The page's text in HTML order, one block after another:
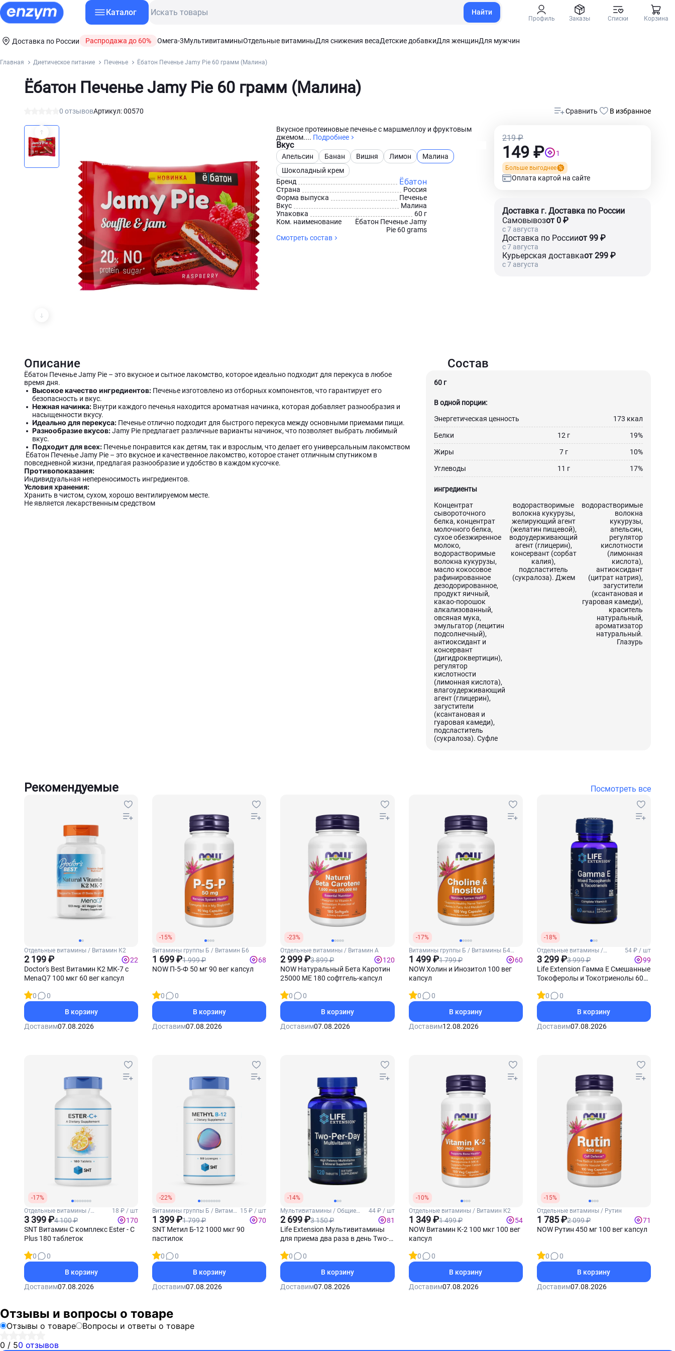
Каталог Найти
Профиль Заказы Списки Корзина
Доставка по России Распродажа до 60% Омега-3МультивитаминыОтдельные витаминыДля снижения весаДетские добавкиДля женщинДля мужчин
Главная Диетическое питание Печенье Ёбатон Печенье Jamy Pie 60 грамм (Малина)
Ёбатон Печенье Jamy Pie 60 грамм (Малина)
0 отзывовАртикул: 00570 Сравнить В избранное
Вкусное протеиновые печенье с маршмеллоу и фруктовым
джемом.... Подробнее
Вкус
Апельсин Банан Вишня Лимон
Малина
Шоколадный крем
Бренд
Ёбатон
Страна
Россия
Форма выпуска
Печенье
Вкус
Малина
Упаковка
60 г
Ком. наименование
Ёбатон Печенье Jamy
Pie 60 grams
Смотреть состав
219 ₽
149 ₽ 1
Больше выгоднее
Оплата картой на сайте
Доставка г. Доставка по России
Самовывозот 0 ₽
c 7 августа
Доставка по Россииот 99 ₽
c 7 августа
Курьерская доставкаот 299 ₽
c 7 августа
Описание Состав
Ёбатон Печенье Jamy Pie – это вкусное и сытное лакомство, которое идеально подходит для перекуса в любое
время дня.
Высокое качество ингредиентов: Печенье изготовлено из отборных компонентов, что гарантирует его
безопасность и вкус.
Нежная начинка: Внутри каждого печенья находится ароматная начинка, которая добавляет разнообразия и
насыщенности вкусу.
Идеально для перекуса: Печенье отлично подходит для быстрого перекуса между основными приемами пищи.
Разнообразие вкусов:Jamy Pie предлагает различные варианты начинок, что позволяет выбрать любимый
вкус.
Подходит для всех: Печенье понравится как детям, так и взрослым, что делает его универсальным лакомством
Ёбатон Печенье Jamy Pie – это вкусное и качественное лакомство, которое станет отличным спутником в
повседневной жизни, предлагая разнообразие и удобство в каждом кусочке.
Противопоказания:
Индивидуальная непереносимость ингредиентов.
Условия хранения:
Хранить в чистом, сухом, хорошо вентилируемом месте.
Не является лекарственным средством
60 г
В одной порции:
Энергетическая ценность
173 ккал
Белки 12 г 19%
Жиры 7 г 10%
Углеводы 11 г 17%
ингредиенты
Концентрат
сывороточного
белка, концентрат
молочного белка,
сухое обезжиренное
молоко,
водорастворимые
волокна кукурузы,
масло кокосовое
рафинированное
дезодорированное,
продукт яичный,
какао-порошок
алкализованный,
овсяная мука,
эмульгатор (лецитин
подсолнечный),
антиоксидант и
консервант
(дигидроквертицин),
регулятор
кислотности
(лимонная кислота),
влагоудерживающий
агент (глицерин),
загустители
(ксантановая и
гуаровая камеди),
подсластитель
(сукралоза). Суфле
водорастворимые
волокна кукурузы,
желирующий агент
(желатин пищевой),
водоудерживающий
агент (глицерин),
консервант (сорбат
калия),
подсластитель
(сукралоза). Джем
водорастворимые
волокна
кукурузы,
апельсин,
регулятор
кислотности
(лимонная
кислота),
антиоксидант
(цитрат натрия),
загустители
(ксантановая и
гуаровая камеди),
краситель
натуральный,
ароматизатор
натуральный.
Глазурь
Рекомендуемые Посмотреть все
Отдельные витамины / Витамин К2
2 199 ₽
22
Doctor's Best Витамин К2 МК-7 с
MenaQ7 100 мкг 60 вег капсул
0
0
В корзину
Доставим07.08.2026
-15%
Витамины группы Б / Витамин Б6
1 699 ₽1 999 ₽
68
NOW П-5-Ф 50 мг 90 вег капсул
0
0
В корзину
Доставим07.08.2026
-23%
Отдельные витамины / Витамин А
2 999 ₽3 899 ₽
120
NOW Натуральный Бета Каротин
25000 МЕ 180 софтгель-капсул
0
0
В корзину
Доставим07.08.2026
-17%
Витамины группы Б / Витамины Б4
(Холин)
1 499 ₽1 799 ₽
60
NOW Холин и Инозитол 100 вег
капсул
0
0
В корзину
Доставим12.08.2026
-18%
Отдельные витамины /
Витамин Е
54 ₽ / шт
3 299 ₽3 999 ₽
99
Life Extension Гамма Е Смешанные
Токоферолы и Токотриенолы 60
0
0
В корзину
Доставим07.08.2026
-17%
Отдельные витамины /
Витамин С
18 ₽ / шт
3 399 ₽4 100 ₽
170
SNT Витамин С комплекс Ester - C
Plus 180 таблеток
0
0
В корзину
Доставим07.08.2026
-22%
Витамины группы Б / Витамин
Б12
15 ₽ / шт
1 399 ₽1 799 ₽
70
SNT Метил Б-12 1000 мкг 90
пастилок
0
0
В корзину
Доставим07.08.2026
-14%
Мультивитамины / Общие
витамины
44 ₽ / шт
2 699 ₽3 150 ₽
81
Life Extension Мультивитамины
для приема два раза в день Two-
0
0
В корзину
Доставим07.08.2026
-10%
Отдельные витамины / Витамин К2
1 349 ₽1 499 ₽
54
NOW Витамин К-2 100 мкг 100 вег
капсул
0
0
В корзину
Доставим07.08.2026
-15%
Отдельные витамины / Рутин
1 785 ₽2 099 ₽
71
NOW Рутин 450 мг 100 вег капсул
0
0
В корзину
Доставим07.08.2026
Отзывы и вопросы о товаре
Отзывы о товаре
Вопросы и ответы о товаре
0 / 50 отзывов